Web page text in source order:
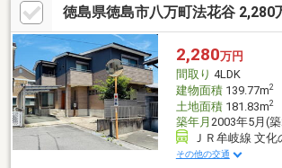
他設備給湯器交換、インターホン設置、火災警報
具交換【おすすめポイント】・本物件は条件に
税が適用されます。・シロアリ防除工事施工後5年
徳島県徳島市八万町法花谷 2,280
2,280万円
間取り 4LDK
建物面積139.77m2
土地面積181.83m2
築年月 2003年5月(
ＪＲ牟岐線 文
その他の交通